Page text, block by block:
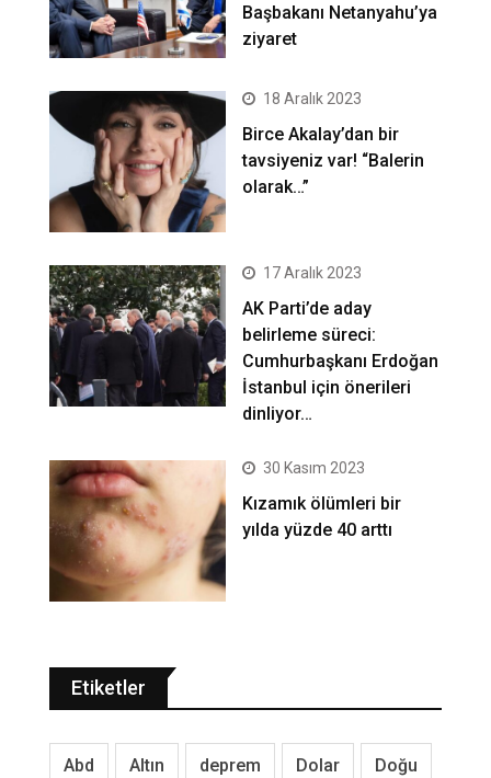
Başbakanı Netanyahu’ya
ziyaret
18 Aralık 2023
Birce Akalay’dan bir
tavsiyeniz var! “Balerin
olarak…”
17 Aralık 2023
AK Parti’de aday
belirleme süreci:
Cumhurbaşkanı Erdoğan
İstanbul için önerileri
dinliyor…
30 Kasım 2023
Kızamık ölümleri bir
yılda yüzde 40 arttı
Etiketler
Abd Altın deprem Dolar Doğu